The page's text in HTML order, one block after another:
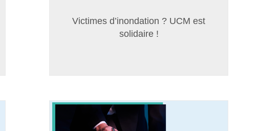
Victimes d’inondation ? UCM est
solidaire !